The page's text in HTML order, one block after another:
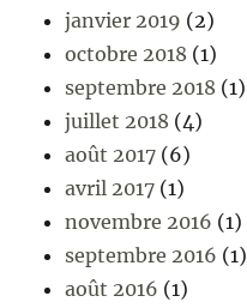
janvier 2019 (2)
octobre 2018 (1)
septembre 2018 (1)
juillet 2018 (4)
août 2017 (6)
avril 2017 (1)
novembre 2016 (1)
septembre 2016 (1)
août 2016 (1)